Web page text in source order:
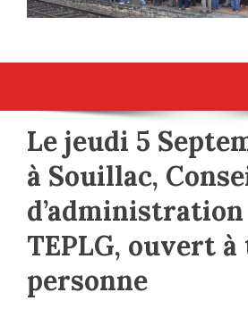
Le jeudi 5
à Souillac,
d’administration
TEPLG, ouvert
personne